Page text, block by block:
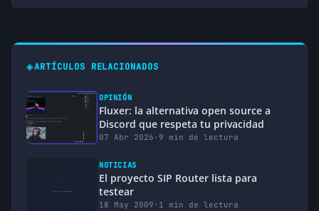
◈ARTÍCULOS RELACIONADOS
OPINIÓN
Fluxer: la alternativa open source a
Discord que respeta tu privacidad
07 Abr 2026 · 9 min de lectura
NOTICIAS
El proyecto SIP Router lista para
testear
18 May 2009 · 1 min de lectura